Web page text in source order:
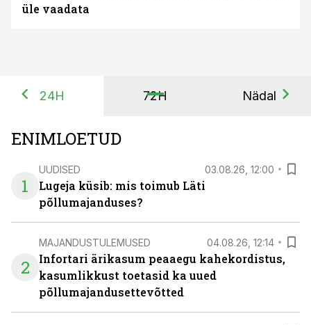
üle vaadata
24H 72H Nädal
ENIMLOETUD
1
UUDISED 03.08.26, 12:00
Lugeja küsib: mis toimub Läti
põllumajanduses?
2
MAJANDUSTULEMUSED 04.08.26, 12:14
Infortari ärikasum peaaegu kahekordistus,
kasumlikkust toetasid ka uued
põllumajandusettevõtted